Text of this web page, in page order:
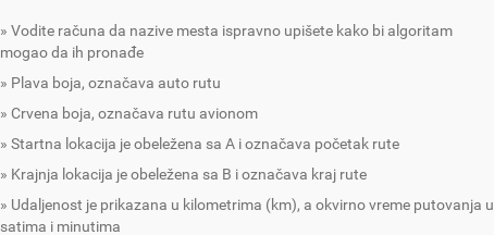
Vodite računa da nazive mesta ispravno upišete kako bi algoritam
mogao da ih pronađe
Plava boja, označava auto rutu
Crvena boja, označava rutu avionom
Startna lokacija je obeležena sa A i označava početak rute
Krajnja lokacija je obeležena sa B i označava kraj rute
Udaljenost je prikazana u kilometrima (km), a okvirno vreme putovanja u
satima i minutima